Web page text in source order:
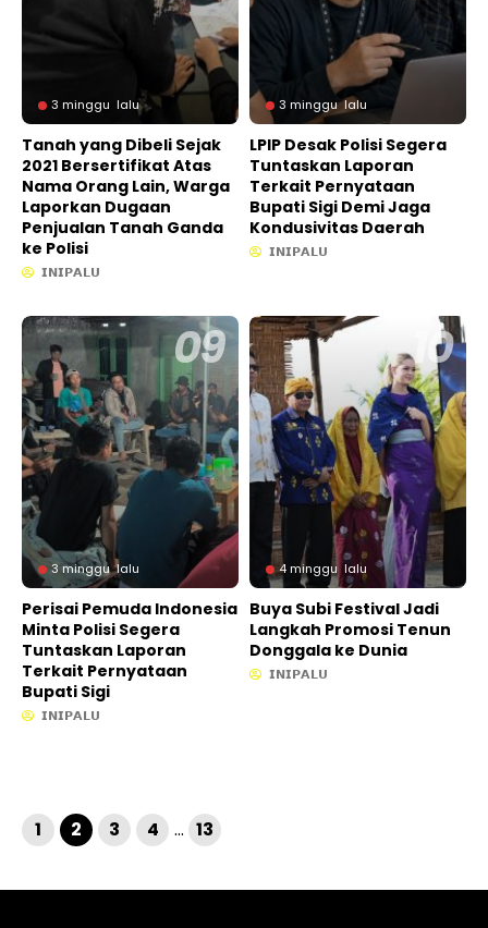
3 minggu lalu
Tanah yang Dibeli Sejak
2021 Bersertifikat Atas
Nama Orang Lain, Warga
Laporkan Dugaan
Penjualan Tanah Ganda
ke Polisi
𝗜𝗡𝗜𝗣𝗔𝗟𝗨
3 minggu lalu
LPIP Desak Polisi Segera
Tuntaskan Laporan
Terkait Pernyataan
Bupati Sigi Demi Jaga
Kondusivitas Daerah
𝗜𝗡𝗜𝗣𝗔𝗟𝗨
3 minggu lalu
Perisai Pemuda Indonesia
Minta Polisi Segera
Tuntaskan Laporan
Terkait Pernyataan
Bupati Sigi
𝗜𝗡𝗜𝗣𝗔𝗟𝗨
4 minggu lalu
Buya Subi Festival Jadi
Langkah Promosi Tenun
Donggala ke Dunia
𝗜𝗡𝗜𝗣𝗔𝗟𝗨
1 2 3 4 … 13